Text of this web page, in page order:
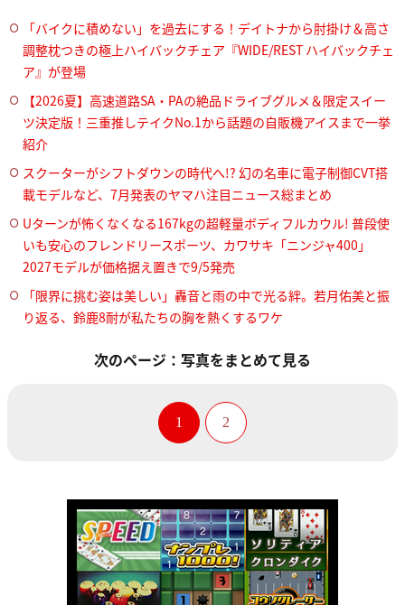
「バイクに積めない」を過去にする！デイトナから肘掛け＆高さ
調整枕つきの極上ハイバックチェア『WIDE/REST ハイバックチェ
ア』が登場
【2026夏】高速道路SA・PAの絶品ドライブグルメ＆限定スイー
ツ決定版！三重推しテイクNo.1から話題の自販機アイスまで一挙
紹介
スクーターがシフトダウンの時代へ!? 幻の名車に電子制御CVT搭
載モデルなど、7月発表のヤマハ注目ニュース総まとめ
Uターンが怖くなくなる167kgの超軽量ボディフルカウル! 普段使
いも安心のフレンドリースポーツ、カワサキ「ニンジャ400」
2027モデルが価格据え置きで9/5発売
「限界に挑む姿は美しい」轟音と雨の中で光る絆。若月佑美と振
り返る、鈴鹿8耐が私たちの胸を熱くするワケ
次のページ：写真をまとめて見る
1 2